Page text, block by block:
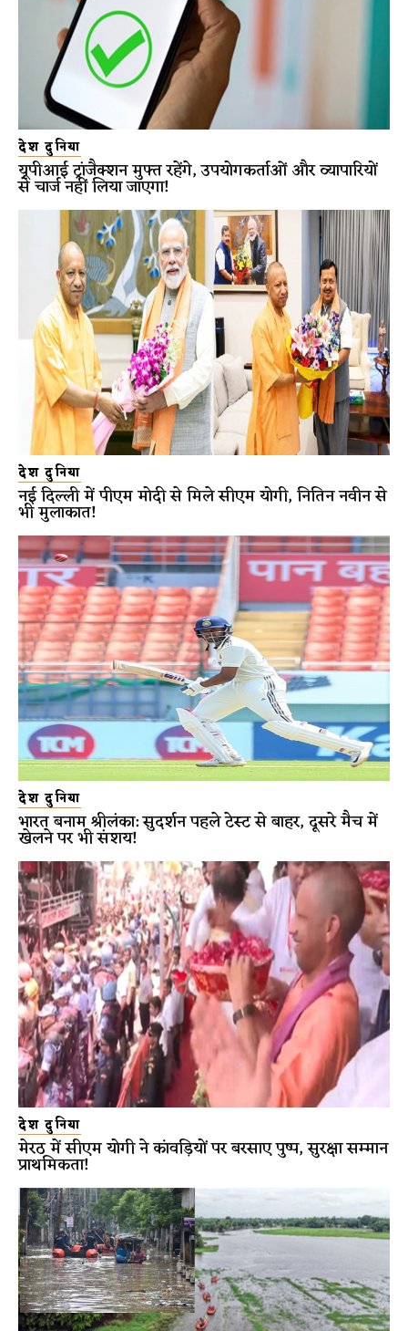
देश दुनिया
यूपीआई ट्रांजैक्शन मुफ्त रहेंगे, उपयोगकर्ताओं और व्यापारियों
से चार्ज नहीं लिया जाएगा!
देश दुनिया
नई दिल्ली में पीएम मोदी से मिले सीएम योगी, नितिन नवीन से
भी मुलाकात!
देश दुनिया
भारत बनाम श्रीलंका: सुदर्शन पहले टेस्ट से बाहर, दूसरे मैच में
खेलने पर भी संशय!
देश दुनिया
मेरठ में सीएम योगी ने कांवड़ियों पर बरसाए पुष्प, सुरक्षा सम्मान
प्राथमिकता!